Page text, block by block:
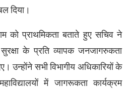
दिया।
को प्राथमिकता बताते हुए सचिव ने
के प्रति व्यापक जनजागरुकता
उन्होंने सभी विभागीय अधिकारियों के
में जागरूकता कार्यक्रम